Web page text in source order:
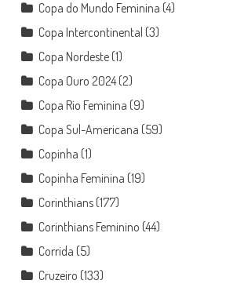
Copa do Mundo Feminina (4)
Copa Intercontinental (3)
Copa Nordeste(1)
Copa Ouro 2024(2)
Copa Rio Feminina (9)
Copa Sul-Americana (59)
Copinha (1)
Copinha Feminina (19)
Corinthians(177)
Corinthians Feminino (44)
Corrida (5)
Cruzeiro (133)